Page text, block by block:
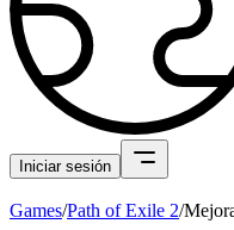
Iniciar sesión
Games/Path of Exile 2/